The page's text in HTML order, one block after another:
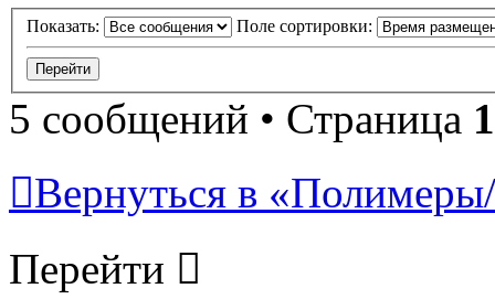
Показать: Поле сортировки:
5 сообщений • Страница 1
Вернуться в
Перейти